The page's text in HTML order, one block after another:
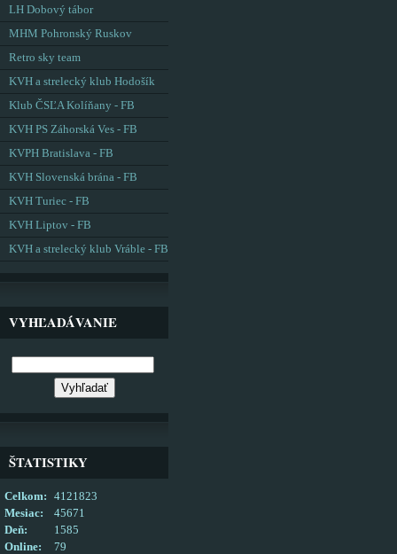
LH Dobový tábor
MHM Pohronský Ruskov
Retro sky team
KVH a strelecký klub Hodošík
Klub ČSĽA Kolíňany - FB
KVH PS Záhorská Ves - FB
KVPH Bratislava - FB
KVH Slovenská brána - FB
KVH Turiec - FB
KVH Liptov - FB
KVH a strelecký klub Vráble - FB
VYHĽADÁVANIE
ŠTATISTIKY
Online: 79
Celkom:
4121823
Mesiac:
45671
Deň:
1585